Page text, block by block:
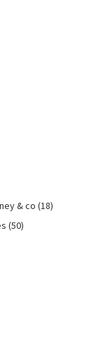
& co (18)
(50)